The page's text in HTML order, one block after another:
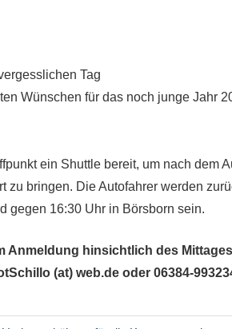
Tag
Wünschen für das noch junge Jahr
ein Shuttle bereit, um nach dem
zu bringen. Die Autofahrer werden
gegen 16:30 Uhr in Börsborn sein.
Anmeldung hinsichtlich des
(at) web.de oder 06384-